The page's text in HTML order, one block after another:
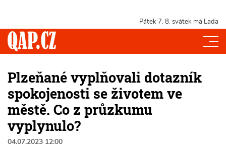
Pátek 7. 8. svátek má Lada
Plzeňané vyplňovali dotazník
spokojenosti se životem ve
městě. Co z průzkumu
vyplynulo?
04.07.2023 12:00